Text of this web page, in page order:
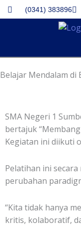
Skip
to
(0341) 383896
Belajar Mendalam di
SMA Negeri 1
bertajuk
Kegiatan ini diikuti
Pelatihan ini
perubahan
“Kita tidak hanya
kritis, kolaboratif,